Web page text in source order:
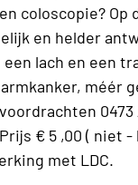
coloscopie? Op
en helder
lach en een
méér
€ 5 ,00 ( niet
met LDC.